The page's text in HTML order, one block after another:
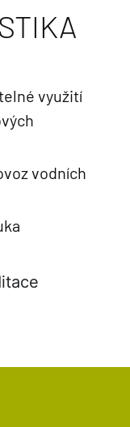
využití
vodních